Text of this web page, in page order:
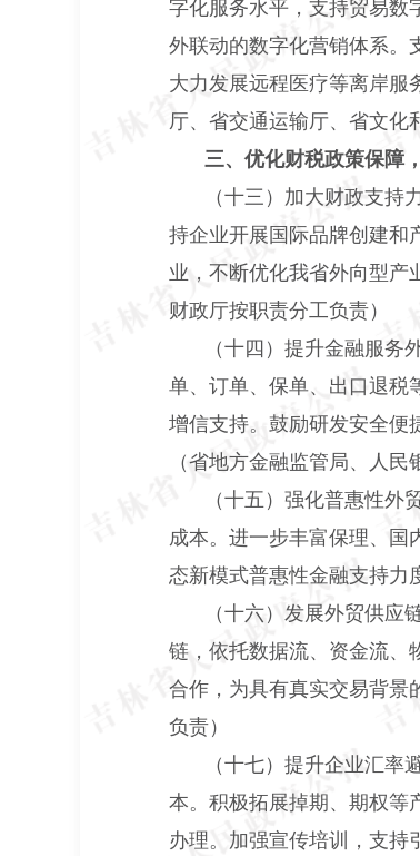
字化服务水平，支持贸易数
外联动的数字化营销体系。
大力发展远程医疗等离岸服
厅、省交通运输厅、省文化
三、优化财税政策保障
（十三）加大财政支
持企业开展国际品牌创建和
业，不断优化我省外向型产
财政厅按职责分工负责）
（十四）提升金融服
单、订单、保单、出口退税
增信支持。鼓励研发安全便
（省地方金融监管局、人
（十五）强化普惠性
成本。进一步丰富保理、国
态新模式普惠性金融支持力
（十六）发展外贸供
链，依托数据流、资金流、
合作，为具有真实交易背景
负责）
（十七）提升企业汇
本。积极拓展掉期、期权等
办理。加强宣传培训，支持